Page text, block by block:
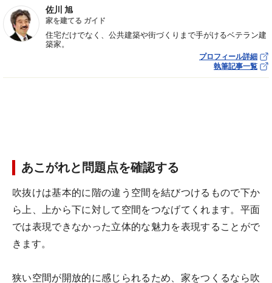
佐川 旭
家を建てる ガイド
住宅だけでなく、公共建築や街づくりまで手がけるベテラン建
築家。
プロフィール詳細
執筆記事一覧
あこがれと問題点を確認する
吹抜けは基本的に階の違う空間を結びつけるもので下か
ら上、上から下に対して空間をつなげてくれます。平面
では表現できなかった立体的な魅力を表現することがで
きます。
狭い空間が開放的に感じられるため、家をつくるなら吹